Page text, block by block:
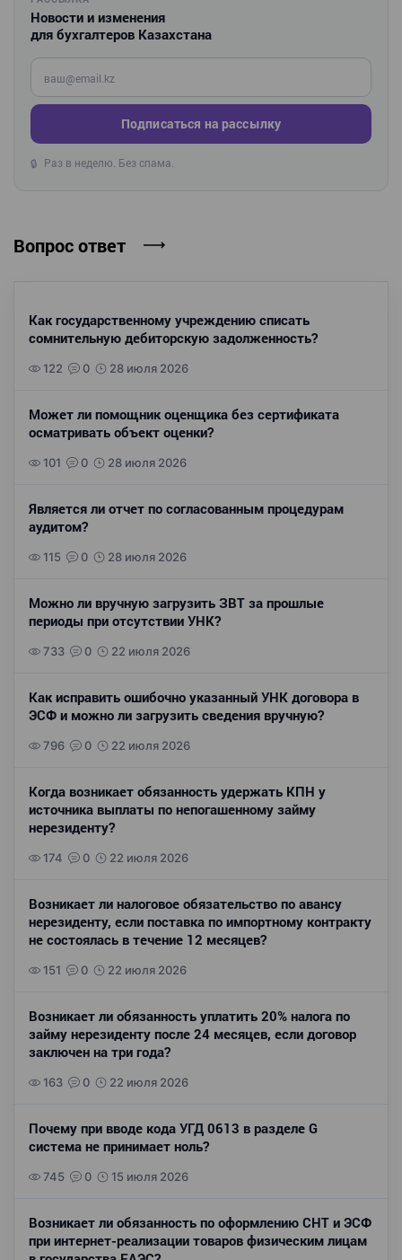
Новости и изменения
для бухгалтеров Казахстана
Введите ваш e-mail
Подписаться на рассылку
🔒 Раз в неделю. Без спама.
Вопрос ответ
Как государственному учреждению списать
сомнительную дебиторскую задолженность?
122 0 28 июля 2026
Может ли помощник оценщика без сертификата
осматривать объект оценки?
101 0 28 июля 2026
Является ли отчет по согласованным процедурам
аудитом?
115 0 28 июля 2026
Можно ли вручную загрузить ЗВТ за прошлые
периоды при отсутствии УНК?
733 0 22 июля 2026
Как исправить ошибочно указанный УНК договора в
ЭСФ и можно ли загрузить сведения вручную?
796 0 22 июля 2026
Когда возникает обязанность удержать КПН у
источника выплаты по непогашенному займу
нерезиденту?
174 0 22 июля 2026
Возникает ли налоговое обязательство по авансу
нерезиденту, если поставка по импортному контракту
не состоялась в течение 12 месяцев?
151 0 22 июля 2026
Возникает ли обязанность уплатить 20% налога по
займу нерезиденту после 24 месяцев, если договор
заключен на три года?
163 0 22 июля 2026
Почему при вводе кода УГД 0613 в разделе G
система не принимает ноль?
745 0 15 июля 2026
Возникает ли обязанность по оформлению СНТ и ЭСФ
при интернет-реализации товаров физическим лицам